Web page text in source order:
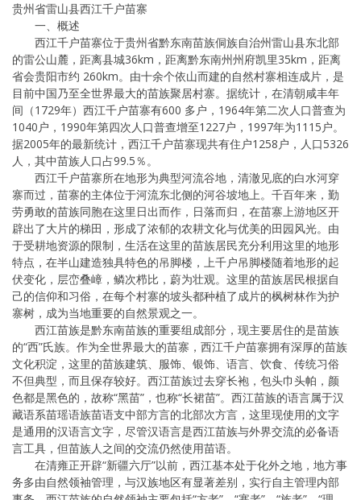
贵州省雷山县西江千户苗寨
一、概述
西江千户苗寨位于贵州省黔东南苗族侗族自治州雷山县东北部
的雷公山麓，距离县城36km，距离黔东南州州府凯里35km，距离
省会贵阳市约 260km。由十余个依山而建的自然村寨相连成片，是
目前中国乃至全世界最大的苗族聚居村寨。据统计，在清朝咸丰年
间（1729年）西江千户苗寨有600 多户，1964年第二次人口普查为
1040户，1990年第四次人口普查增至1227户，1997年为1115户。
据2005年的最新统计，西江千户苗寨现共有住户1258户，人口5326
人，其中苗族人口占99.5％。
西江千户苗寨所在地形为典型河流谷地，清澈见底的白水河穿
寨而过，苗寨的主体位于河流东北侧的河谷坡地上。千百年来，勤
劳勇敢的苗族同胞在这里日出而作，日落而归，在苗寨上游地区开
辟出了大片的梯田，形成了浓郁的农耕文化与优美的田园风光。由
于受耕地资源的限制，生活在这里的苗族居民充分利用这里的地形
特点，在半山建造独具特色的吊脚楼，上千户吊脚楼随着地形的起
伏变化，层峦叠嶂，鳞次栉比，蔚为壮观。这里的苗族居民根据自
己的信仰和习俗，在每个村寨的坡头都种植了成片的枫树林作为护
寨树，成为当地重要的自然景观之一。
西江苗族是黔东南苗族的重要组成部分，现主要居住的是苗族
的“西”氏族。作为全世界最大的苗寨，西江千户苗寨拥有深厚的苗族
文化积淀，这里的苗族建筑、服饰、银饰、语言、饮食、传统习俗
不但典型，而且保存较好。西江苗族过去穿长袍，包头巾头帕，颜
色都是黑色的，故称“黑苗”，也称“长裙苗”。西江苗族的语言属于汉
藏语系苗瑶语族苗语支中部方言的北部次方言，这里现使用的文字
是通用的汉语言文字，尽管汉语言是西江苗族与外界交流的必备语
言工具，但苗族人之间的交流仍然使用苗语。
在清雍正开辟“新疆六厅”以前，西江基本处于化外之地，地方事
务多由自然领袖管理，与汉族地区有显著差别，实行自主管理内部